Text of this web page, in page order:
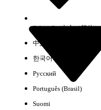
以下是一些搜索提示
Select Org中文（简体）
中文（繁体）
한국어
Русский
Português (Brasil)
Suomi